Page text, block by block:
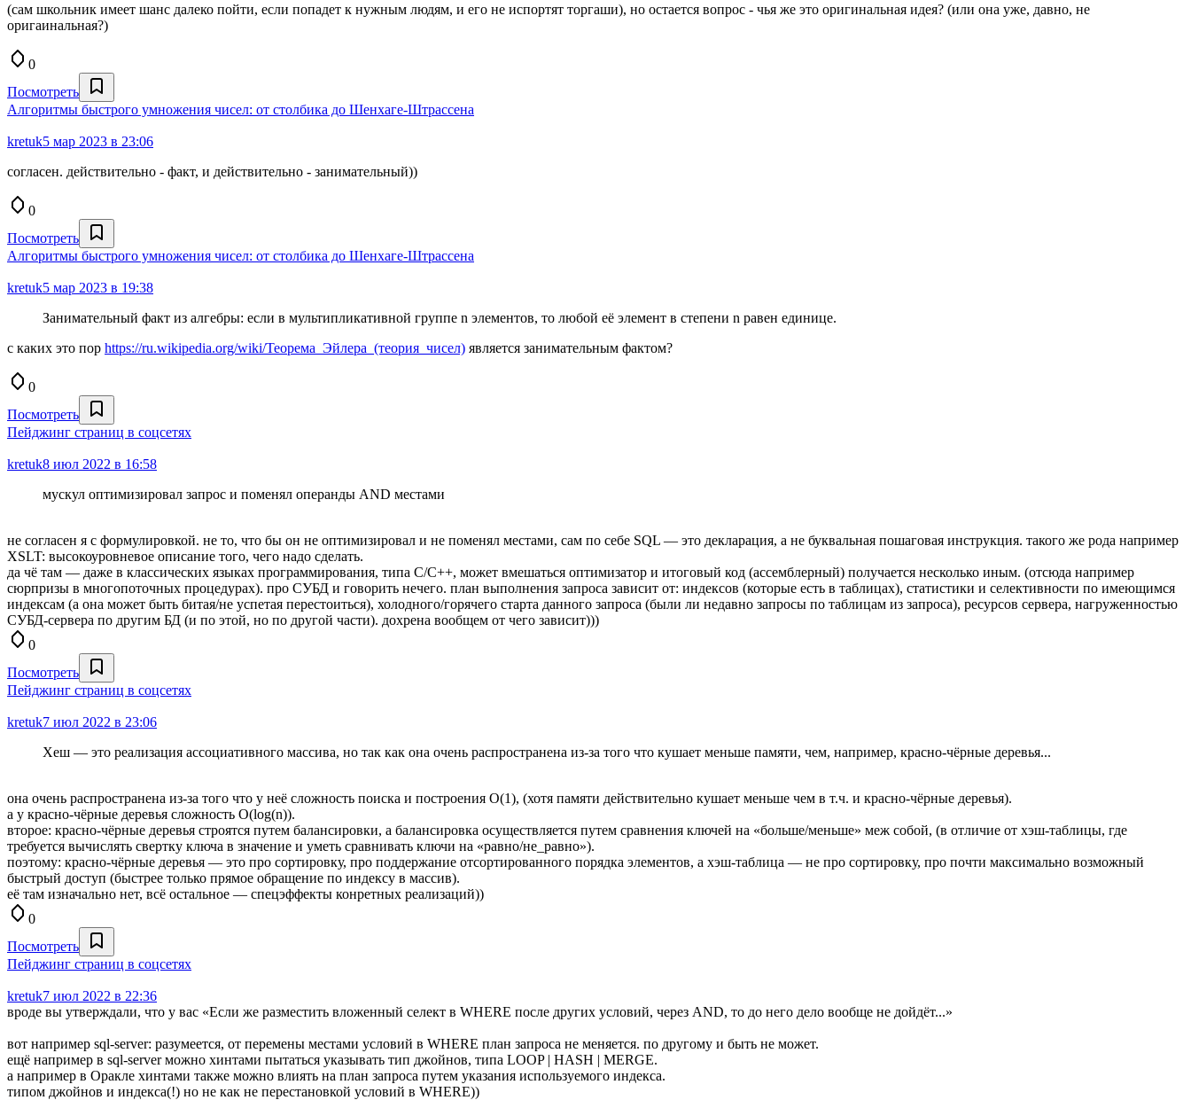
(сам школьник имеет шанс далеко пойти, если попадет к нужным людям, и его не испортят торгаши), но остается вопрос - чья же это оригинальная идея? (или она уже, давно, не
оригаинальная?)
0
Посмотреть
Алгоритмы быстрого умножения чисел: от столбика до Шенхаге-Штрассена
kretuk5 мар 2023 в 23:06
согласен. действительно - факт, и действительно - занимательный))
0
Посмотреть
Алгоритмы быстрого умножения чисел: от столбика до Шенхаге-Штрассена
kretuk5 мар 2023 в 19:38
Занимательный факт из алгебры: если в мультипликативной группе n элементов, то любой её элемент в степени n равен единице.
с каких это пор https://ru.wikipedia.org/wiki/Теорема_Эйлера_(теория_чисел) является занимательным фактом?
0
Посмотреть
Пейджинг страниц в соцсетях
kretuk8 июл 2022 в 16:58
мускул оптимизировал запрос и поменял операнды AND местами
не согласен я с формулировкой. не то, что бы он не оптимизировал и не поменял местами, сам по себе SQL — это декларация, а не буквальная пошаговая инструкция. такого же рода например
XSLT: высокоуровневое описание того, чего надо сделать.
да чё там — даже в классических языках программирования, типа C/C++, может вмешаться оптимизатор и итоговый код (ассемблерный) получается несколько иным. (отсюда например
сюрпризы в многопоточных процедурах). про СУБД и говорить нечего. план выполнения запроса зависит от: индексов (которые есть в таблицах), статистики и селективности по имеющимся
индексам (а она может быть битая/не успетая перестоиться), холодного/горячего старта данного запроса (были ли недавно запросы по таблицам из запроса), ресурсов сервера, нагруженностью
СУБД-сервера по другим БД (и по этой, но по другой части). дохрена вообщем от чего зависит)))
0
Посмотреть
Пейджинг страниц в соцсетях
kretuk7 июл 2022 в 23:06
Хеш — это реализация ассоциативного массива, но так как она очень распространена из-за того что кушает меньше памяти, чем, например, красно-чёрные деревья...
она очень распространена из-за того что у неё сложность поиска и построения O(1), (хотя памяти действительно кушает меньше чем в т.ч. и красно-чёрные деревья).
а у красно-чёрные деревья сложность O(log(n)).
второе: красно-чёрные деревья строятся путем балансировки, а балансировка осуществляется путем сравнения ключей на «больше/меньше» меж собой, (в отличие от хэш-таблицы, где
требуется вычислять свертку ключа в значение и уметь сравнивать ключи на «равно/не_равно»).
поэтому: красно-чёрные деревья — это про сортировку, про поддержание отсортированного порядка элементов, а хэш-таблица — не про сортировку, про почти максимально возможный
быстрый доступ (быстрее только прямое обращение по индексу в массив).
её там изначально нет, всё остальное — спецэффекты конретных реализаций))
0
Посмотреть
Пейджинг страниц в соцсетях
kretuk7 июл 2022 в 22:36
вроде вы утверждали, что у вас «Если же разместить вложенный селект в WHERE после других условий, через AND, то до него дело вообще не дойдёт...»
вот например sql-server: разумеется, от перемены местами условий в WHERE план запроса не меняется. по другому и быть не может.
ещё например в sql-server можно хинтами пытаться указывать тип джойнов, типа LOOP | HASH | MERGE.
а например в Оракле хинтами также можно влиять на план запроса путем указания используемого индекса.
типом джойнов и индекса(!) но не как не перестановкой условий в WHERE))